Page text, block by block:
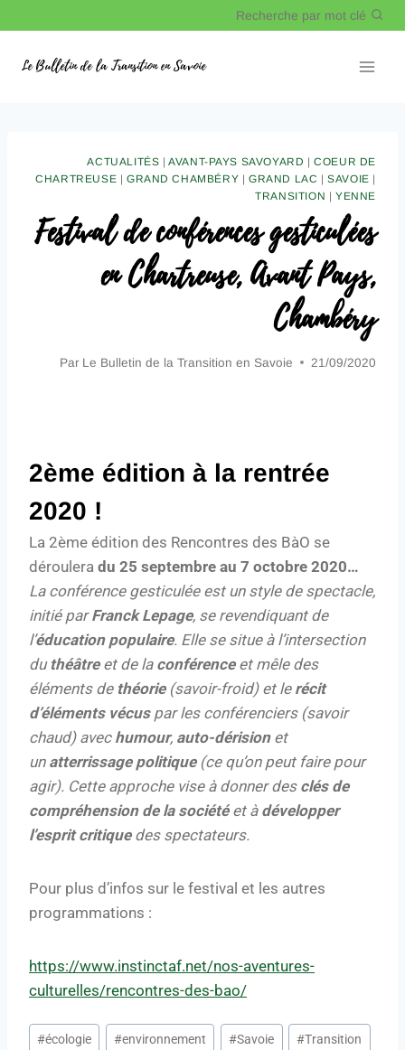
Recherche par mot clé
Le Bulletin de la Transition en Savoie
ACTUALITÉS |AVANT-PAYS SAVOYARD |COEUR DE
CHARTREUSE | GRAND CHAMBÉRY |GRAND LAC |SAVOIE |
TRANSITION |YENNE
Festival de conférences gesticulées
en Chartreuse, Avant Pays,
Chambéry
Par Le Bulletin de la Transition en Savoie 21/09/2020
2ème édition à la rentrée
2020 !
La 2ème édition des Rencontres des BàO se
déroulera du 25 septembre au 7 octobre 2020…
La conférence gesticulée est un style de spectacle,
initié parFranck Lepage, se revendiquant de
l’éducation populaire. Elle se situe à l’intersection
du théâtreet de la conférence et mêle des
éléments de théorie(savoir-froid) et le récit
d’éléments vécuspar les conférenciers (savoir
chaud) avec humour, auto-dérisionet
un atterrissage politique(ce qu’on peut faire pour
agir). Cette approche vise à donner des clés de
compréhension de la sociétéet à développer
l’esprit critiquedes spectateurs.
Pour plus d’infos sur le festival et les autres
programmations :
https://www.instinctaf.net/nos-aventures-
culturelles/rencontres-des-bao/
#écologie #environnement #Savoie #Transition